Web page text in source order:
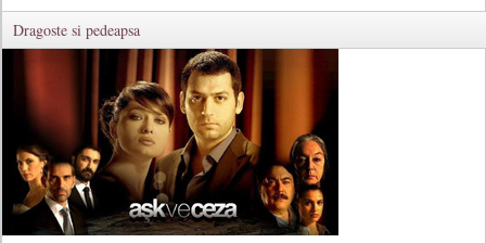
Dragoste si pedeapsa